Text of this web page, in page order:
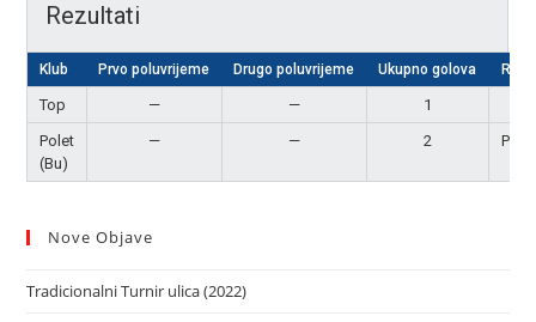
Rezultati
Klub Prvo poluvrijeme Drugo poluvrijeme Ukupno golova
Top — — 1
Polet
(Bu)
— — 2
Nove Objave
Tradicionalni Turnir ulica (2022)